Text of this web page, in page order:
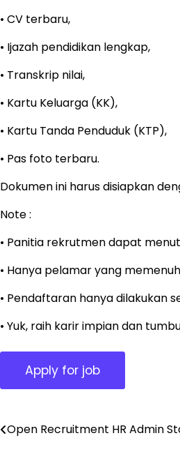
• CV terbaru,
• Ijazah pendidikan lengkap,
• Transkrip nilai,
• Kartu Keluarga (KK),
• Kartu Tanda Penduduk (KTP),
• Pas foto terbaru.
Dokumen ini harus disiapkan
Note :
• Panitia rekrutmen dapat
• Hanya pelamar yang
• Pendaftaran hanya dilakukan
• Yuk, raih karir impian dan
Post
Open Recruitment HR Admin